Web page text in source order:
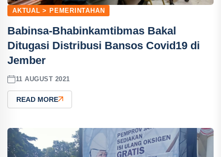
AKTUAL > PEMERINTAHAN
Babinsa-Bhabinkamtibmas Bakal
Ditugasi Distribusi Bansos Covid19 di
Jember
11 AUGUST 2021
READ MORE